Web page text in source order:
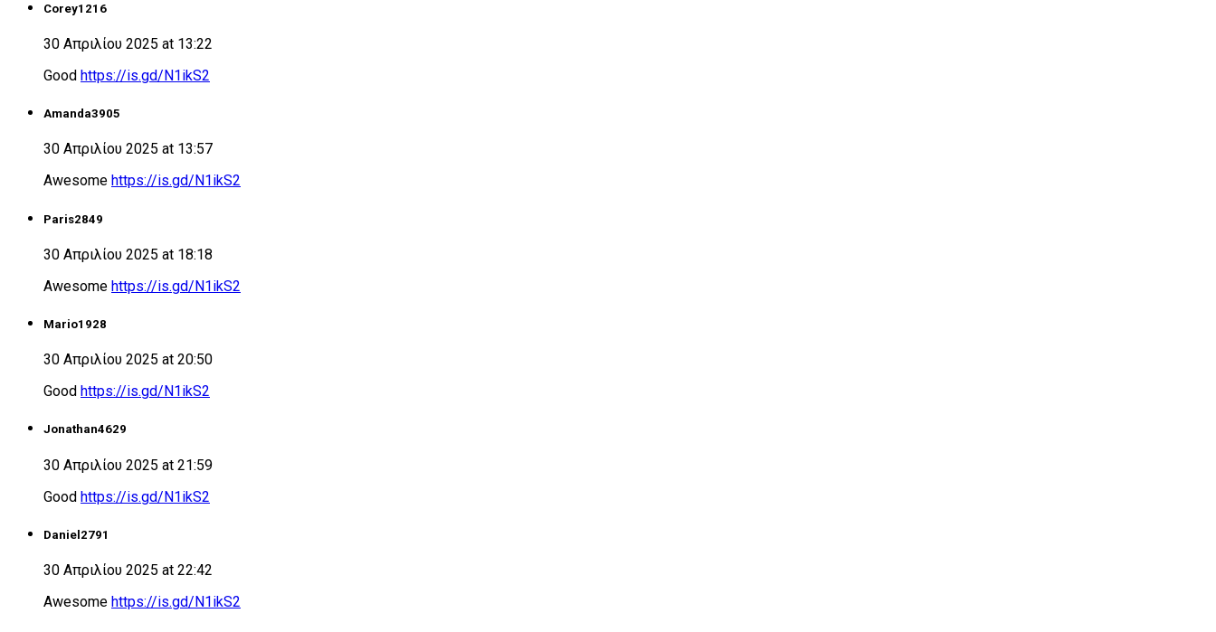
Corey1216
30 Απριλίου 2025 at 13:22
Good https://is.gd/N1ikS2
Amanda3905
30 Απριλίου 2025 at 13:57
Awesome https://is.gd/N1ikS2
Paris2849
30 Απριλίου 2025 at 18:18
Awesome https://is.gd/N1ikS2
Mario1928
30 Απριλίου 2025 at 20:50
Good https://is.gd/N1ikS2
Jonathan4629
30 Απριλίου 2025 at 21:59
Good https://is.gd/N1ikS2
Daniel2791
30 Απριλίου 2025 at 22:42
Awesome https://is.gd/N1ikS2